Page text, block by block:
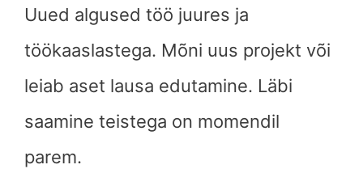
Uued algused töö juures ja
töökaaslastega. Mõni uus projekt või
leiab aset lausa edutamine. Läbi
saamine teistega on momendil
parem.